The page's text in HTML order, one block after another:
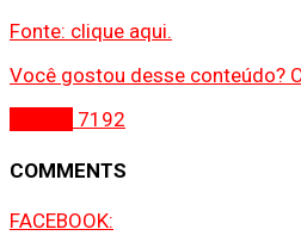
Fonte: clique aqui.
Você gostou desse conteúdo?
7192
COMMENTS
FACEBOOK: